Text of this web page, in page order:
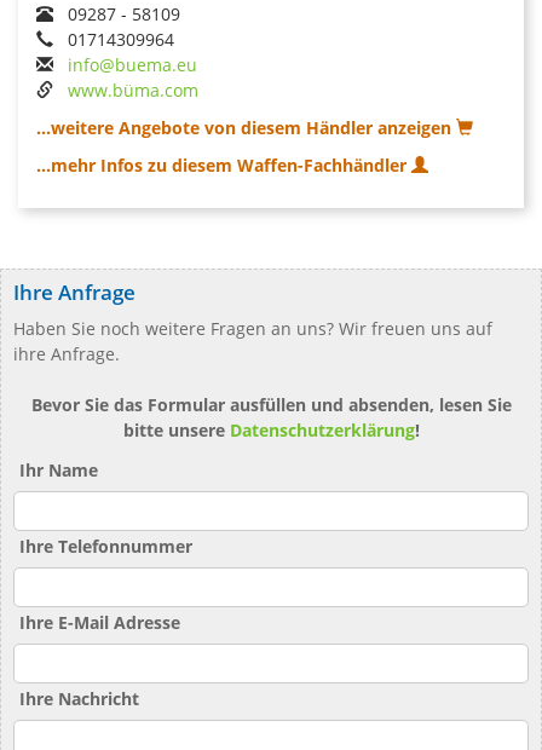
09287 - 58109
01714309964
info@buema.eu
www.büma.com
...weitere Angebote von diesem Händler anzeigen
...mehr Infos zu diesem Waffen-Fachhändler
Ihre Anfrage
Haben Sie noch weitere Fragen an uns? Wir freuen uns auf
ihre Anfrage.
Bevor Sie das Formular ausfüllen und absenden, lesen Sie
bitte unsere Datenschutzerklärung!
Ihr Name
Ihre Telefonnummer
Ihre E-Mail Adresse
Ihre Nachricht